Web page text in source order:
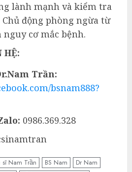
lành mạnh và kiểm tra
động phòng ngừa từ
cơ mắc bệnh.
HỆ:
Trần:
bsnam888?
0986.369.328
sĩ Nam Trần BS Nam
Dr Nam